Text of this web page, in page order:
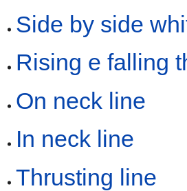
Side by side
Rising e falling
On neck line
In neck line
Thrusting line